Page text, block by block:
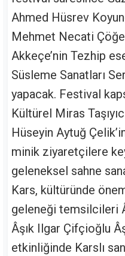
Ahmed Hüsrev
Mehmet Necati
Akkeçe’nin Tezhip
Süsleme Sanatları
yapacak. Festival
Kültürel Miras
Hüseyin Aytuğ
minik ziyaretçilere
geleneksel sahne
Kars, kültüründe
geleneği temsilcileri
Âşık Ilgar Çifçioğlu
etkinliğinde Karslı